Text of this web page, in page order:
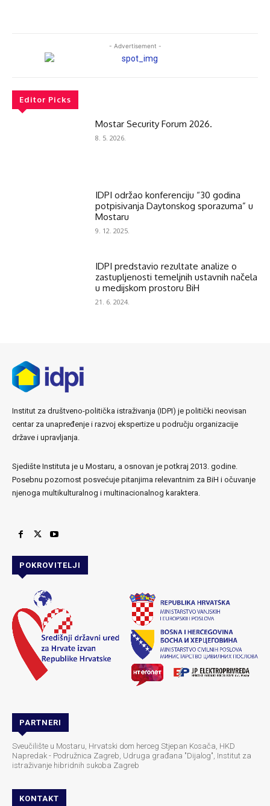
- Advertisement -
Editor Picks
Mostar Security Forum 2026.
8. 5. 2026.
IDPI održao konferenciju “30 godina
potpisivanja Daytonskog sporazuma” u
Mostaru
9. 12. 2025.
IDPI predstavio rezultate analize o
zastupljenosti temeljnih ustavnih načela
u medijskom prostoru BiH
21. 6. 2024.
Institut za društveno-politička istraživanja (IDPI) je politički neovisan
centar za unapređenje i razvoj ekspertize u području organizacije
države i upravljanja.
Sjedište Instituta je u Mostaru, a osnovan je potkraj 2013. godine.
Posebnu pozornost posvećuje pitanjima relevantnim za BiH i očuvanje
njenoga multikulturalnog i multinacionalnog karaktera.
POKROVITELJI
PARTNERI
Sveučilište u Mostaru, Hrvatski dom herceg Stjepan Kosača, HKD
Napredak - Podružnica Zagreb, Udruga građana "Dijalog", Institut za
istraživanje hibridnih sukoba Zagreb
KONTAKT